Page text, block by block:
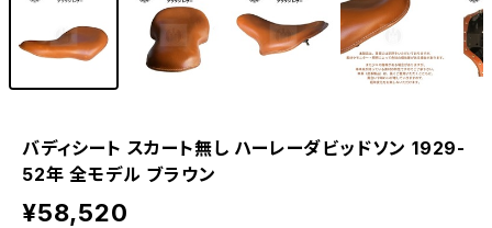
バディシート スカート無し ハーレーダビッドソン 1929-
52年 全モデル ブラウン
¥58,520